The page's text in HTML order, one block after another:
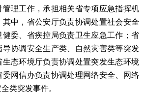
理工作，承担相关省专项应急指挥机
中，省公安厅负责协调处置社会安全
委、省疾控局负责卫生应急工作；省
导协调安全生产类、自然灾害类等突发
态环境厅负责协调处置突发生态环境
网信办负责协调处理网络安全、网络
类突发事件。